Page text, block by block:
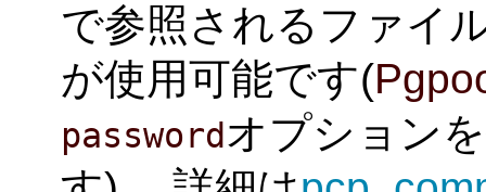
で参照されるファイ
が使用可能です(
passwordオプション